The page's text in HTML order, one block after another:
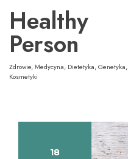
treściHealthy
Person
Zdrowie, Medycyna, Dietetyka, Genetyka,
Kosmetyki
18